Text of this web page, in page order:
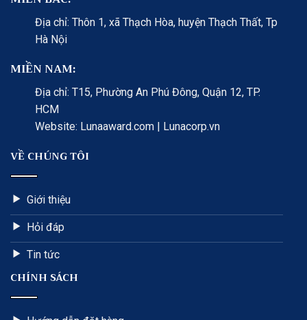
Địa chỉ: Thôn 1, xã Thạch Hòa, huyện Thạch Thất, Tp
Hà Nội
MIỀN NAM:
Địa chỉ: T15, Phường An Phú Đông, Quận 12, TP.
HCM
Website: Lunaaward.com | Lunacorp.vn
VỀ CHÚNG TÔI
Giới thiệu
Hỏi đáp
Tin tức
CHÍNH SÁCH